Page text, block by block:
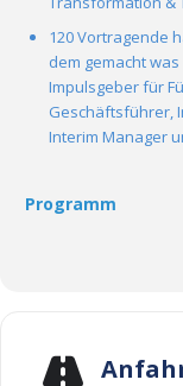
120 Vortragende
dem gemacht
Impulsgeber für
Geschäftsführer,
Interim Manager
Programm